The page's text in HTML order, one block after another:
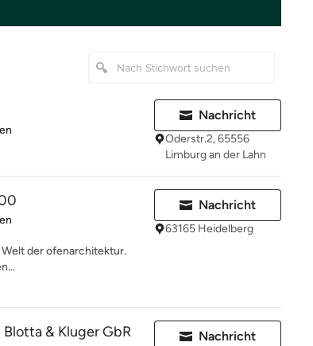
5 Sternen
Nachricht
Oderstr.2, 65556
Limburg an der Lahn
5 Sternen
der ofenarchitektur.
Nachricht
63165 Heidelberg
& Kluger GbR Nachricht